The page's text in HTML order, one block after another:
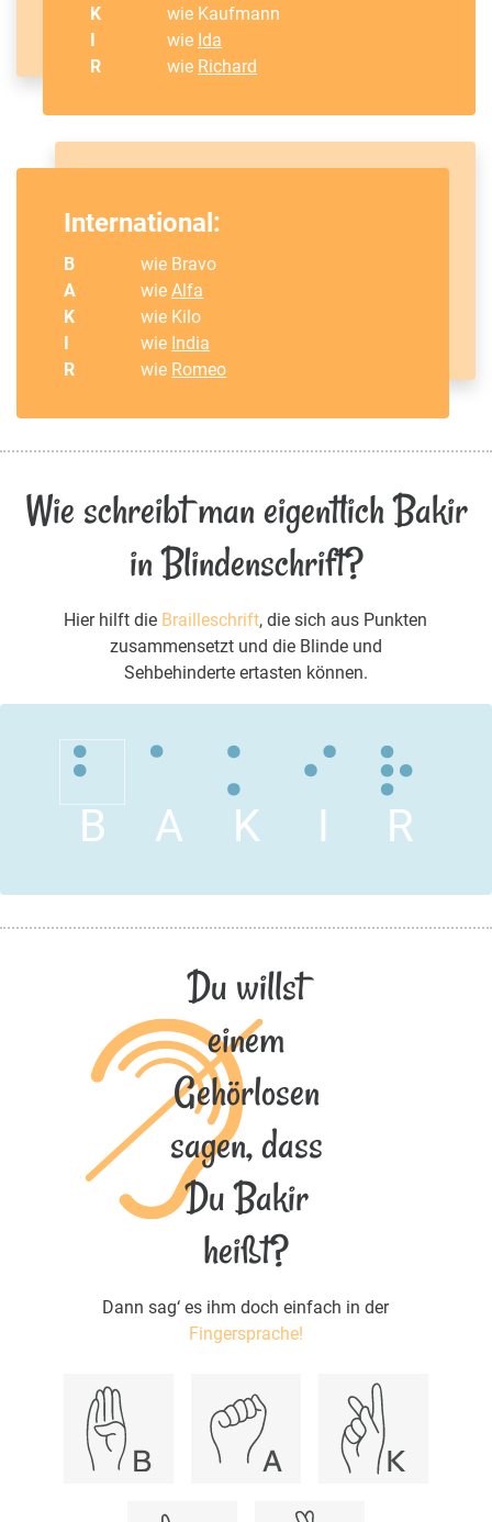
K
wie Kaufmann
wie Ida
R
wie Richard
International:
B
wie Bravo
A
wieAlfa
K
wie Kilo
wie India
R
wie Romeo
Wie schreibt man eigentlich Bakir
in Blindenschrift?
Hier hilft die Brailleschrift, die sich aus Punkten
zusammensetzt und die Blinde und
Sehbehinderte ertasten können.
B A K I R
Du willst
einem
Gehörlosen
sagen, dass
Du Bakir
heißt?
Dann sag‘ es ihm doch einfach in der
Fingersprache!